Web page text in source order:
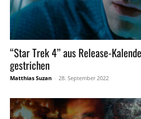
“Star Trek 4” aus Release-
gestrichen
Matthias Suzan - 28. September 2022